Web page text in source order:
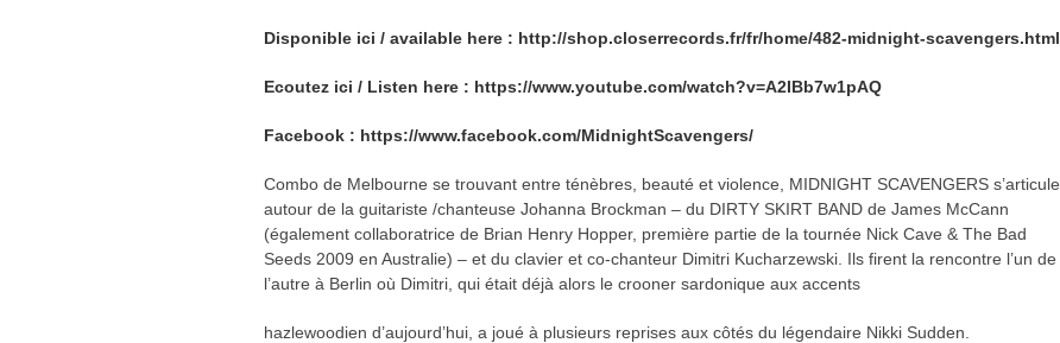
Disponible ici / available here : http://shop.closerrecords.fr/fr/home/482-midnight-scavengers.html
Ecoutez ici / Listen here : https://www.youtube.com/watch?v=A2IBb7w1pAQ
Facebook : https://www.facebook.com/MidnightScavengers/
Combo de Melbourne se trouvant entre ténèbres, beauté et violence, MIDNIGHT SCAVENGERS s’articule
autour de la guitariste /chanteuse Johanna Brockman – du DIRTY SKIRT BAND de James McCann
(également collaboratrice de Brian Henry Hopper, première partie de la tournée Nick Cave & The Bad
Seeds 2009 en Australie) – et du clavier et co-chanteur Dimitri Kucharzewski. Ils firent la rencontre l’un de
l’autre à Berlin où Dimitri, qui était déjà alors le crooner sardonique aux accents
hazlewoodien d’aujourd’hui, a joué à plusieurs reprises aux côtés du légendaire Nikki Sudden.